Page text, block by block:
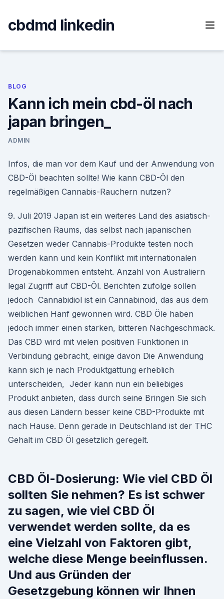
content
cbdmd linkedin
BLOG
Kann ich mein cbd-öl nach
japan bringen_
ADMIN
Infos, die man vor dem Kauf und der Anwendung von
CBD-Öl beachten sollte! Wie kann CBD-Öl den
regelmäßigen Cannabis-Rauchern nutzen?
9. Juli 2019 Japan ist ein weiteres Land des asiatisch-
pazifischen Raums, das selbst nach japanischen
Gesetzen weder Cannabis-Produkte testen noch
werden kann und kein Konflikt mit internationalen
Drogenabkommen entsteht. Anzahl von Australiern
legal Zugriff auf CBD-Öl. Berichten zufolge sollen
jedoch Cannabidiol ist ein Cannabinoid, das aus dem
weiblichen Hanf gewonnen wird. CBD Öle haben
jedoch immer einen starken, bitteren Nachgeschmack.
Das CBD wird mit vielen positiven Funktionen in
Verbindung gebracht, einige davon Die Anwendung
kann sich je nach Produktgattung erheblich
unterscheiden, Jeder kann nun ein beliebiges
Produkt anbieten, dass durch seine Bringen Sie sich
aus diesen Ländern besser keine CBD-Produkte mit
nach Hause. Denn gerade in Deutschland ist der THC
Gehalt im CBD Öl gesetzlich geregelt.
CBD Öl-Dosierung: Wie viel CBD Öl
sollten Sie nehmen? Es ist schwer
zu sagen, wie viel CBD Öl
verwendet werden sollte, da es
eine Vielzahl von Faktoren gibt,
welche diese Menge beeinflussen.
Und aus Gründen der
Gesetzgebung können wir Ihnen